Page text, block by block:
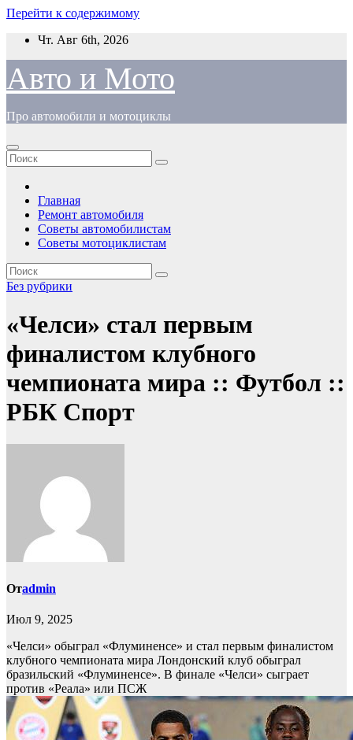
Перейти к содержимому
Чт. Авг 6th, 2026
Авто и Мото
Про автомобили и мотоциклы
Главная
Ремонт автомобиля
Советы автомобилистам
Советы мотоциклистам
Без рубрики
«Челси» стал первым
финалистом клубного
чемпионата мира :: Футбол ::
РБК Спорт
Отadmin
Июл 9, 2025
«Челси» обыграл «Флуминенсе» и стал первым финалистом
клубного чемпионата мира Лондонский клуб обыграл
бразильский «Флуминенсе». В финале «Челси» сыграет
против «Реала» или ПСЖ